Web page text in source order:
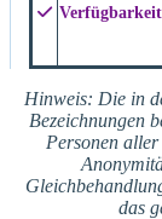
Verfügbarkeit
Hinweis: Die in
Bezeichnungen
Personen
das